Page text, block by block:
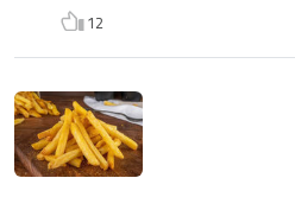
12